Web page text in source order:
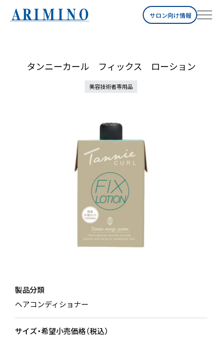
サロン向け情報
タンニーカール フィックス ローション
美容技術者専用品
製品分類
ヘアコンディショナー
サイズ・希望小売価格（税込）